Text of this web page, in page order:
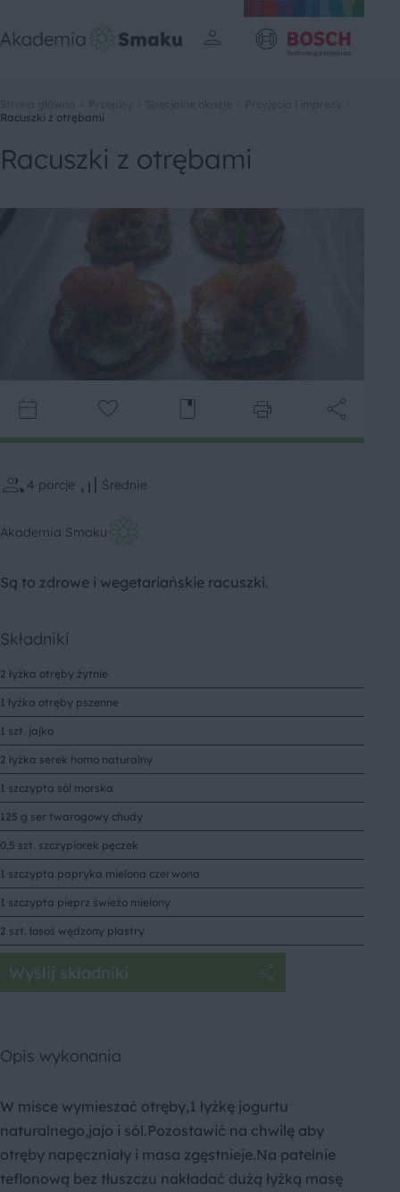
Racuszki z otrębami
Racuszki z otrębami
4 porcje Średnie
Akademia Smaku
Są to zdrowe i wegetariańskie racuszki.
Składniki
2 łyżka otręby żytnie
1 łyżka otręby pszenne
1 szt. jajko
2 łyżka serek homo naturalny
1 szczypta sól morska
125 g ser twarogowy chudy
0,5 szt. szczypiorek pęczek
1 szczypta papryka mielona czerwona
1 szczypta pieprz świeżo mielony
2 szt. łosoś wędzony plastry
Wyślij składniki
Opis wykonania
W misce wymieszać otręby,1 łyżkę jogurtu
naturalnego,jajo i sól.Pozostawić na chwilę aby
otręby napęczniały i masa zgęstnieje.Na patelnie
teflonową bez tłuszczu nakładać dużą łyżką masę